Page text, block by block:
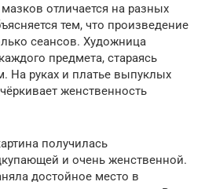
отличается на разных
тем, что произведение
сеансов. Художница
предмета, стараясь
На руках и платье выпуклых
женственность
получилась
и очень женственной.
достойное место в